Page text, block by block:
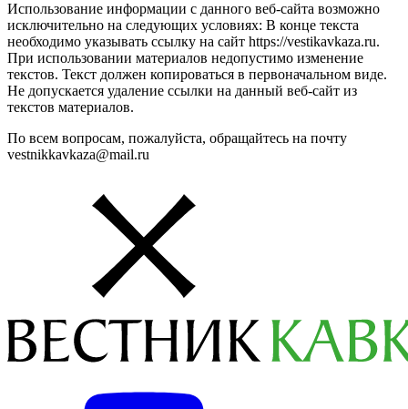
Использование информации с данного веб-сайта возможно
исключительно на следующих условиях: В конце текста
необходимо указывать ссылку на сайт https://vestikavkaza.ru.
При использовании материалов недопустимо изменение
текстов. Текст должен копироваться в первоначальном виде.
Не допускается удаление ссылки на данный веб-сайт из
текстов материалов.
По всем вопросам, пожалуйста, обращайтесь на почту
vestnikkavkaza@mail.ru